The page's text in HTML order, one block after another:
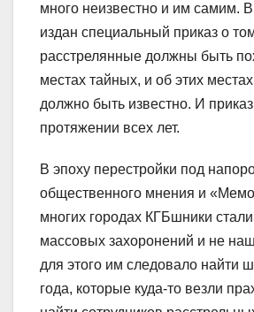
много неизвестно и им самим.
издан специальный приказ о
расстрелянные должны быть
местах тайных, и об этих
должно быть известно. И
протяжении всех лет.
В эпоху перестройки под
общественного мнения и
многих городах КГБшники стали
массовых захоронений и не
для этого им следовало найти
года, которые куда-то везли